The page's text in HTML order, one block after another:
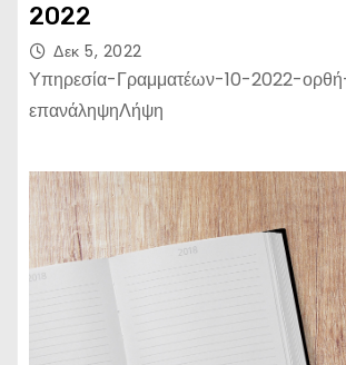
2022
Δεκ 5, 2022
Υπηρεσία-Γραμματέων-10-2022-
επανάληψηΛήψη